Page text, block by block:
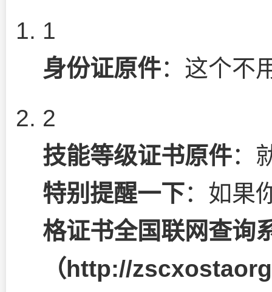
1
身份证原件：这个不
2
技能等级证书原件：
特别提醒一下：如果
格证书全国联网查询
（http://